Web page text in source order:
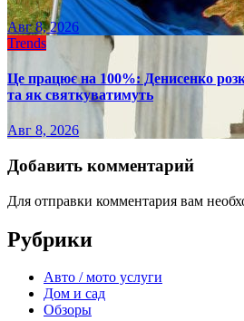
Авг 8, 2026
Trends
Це працює на 100%: Денисенко
та як святкуватимуть
Авг 8, 2026
Добавить комментарий
Для отправки комментария вам
Рубрики
Авто / мото услуги
Дом и сад
Обзоры